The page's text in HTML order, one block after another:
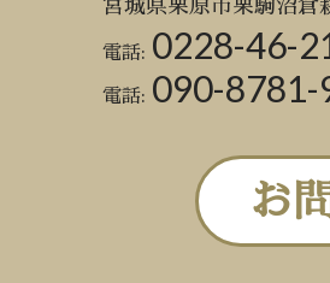
宮城県栗原市栗駒沼倉
電話: 0228-46-
電話: 090-8781-
お